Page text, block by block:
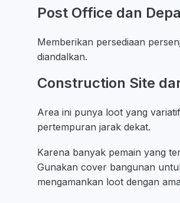
Post Office dan
Memberikan persediaan
diandalkan.
Construction Site
Area ini punya loot yang
pertempuran jarak dekat.
Karena banyak pemain yang
Gunakan cover bangunan
mengamankan loot dengan